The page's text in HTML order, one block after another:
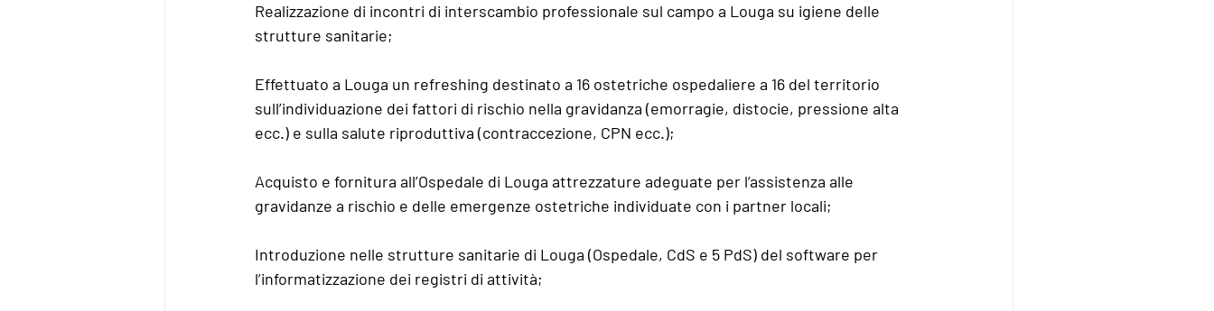
Realizzazione di incontri di interscambio professionale sul campo a Louga su igiene delle
strutture sanitarie;
Effettuato a Louga un refreshing destinato a 16 ostetriche ospedaliere a 16 del territorio
sull’individuazione dei fattori di rischio nella gravidanza (emorragie, distocie, pressione alta
ecc.) e sulla salute riproduttiva (contraccezione, CPN ecc.);
Acquisto e fornitura all’Ospedale di Louga attrezzature adeguate per l’assistenza alle
gravidanze a rischio e delle emergenze ostetriche individuate con i partner locali;
Introduzione nelle strutture sanitarie di Louga (Ospedale, CdS e 5 PdS) del software per
l’informatizzazione dei registri di attività;